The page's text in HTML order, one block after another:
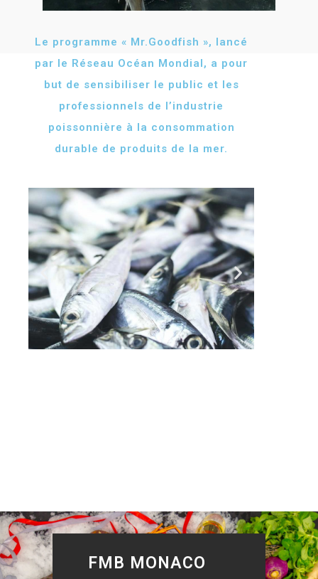
Le programme « Mr.Goodfish », lancé
par le Réseau Océan Mondial, a pour
but de sensibiliser le public et les
professionnels de l’industrie
poissonnière à la consommation
durable de produits de la mer.
FMB MONACO